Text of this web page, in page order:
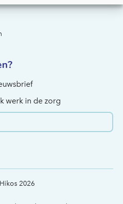
we je helpen?
werk in de zorg
2026